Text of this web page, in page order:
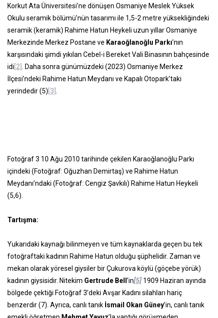
Korkut Ata Üniversitesi’ne dönüşen Osmaniye Meslek Yüksek
Okulu seramik bölümü’nün tasarımı ile 1,5-2 metre yüksekliğindeki
seramik (keramik) Rahime Hatun Heykeli uzun yıllar Osmaniye
Merkezinde Merkez Postane ve Karaoğlanoğlu Parkı’nın
karşısındaki şimdi yıkılan Cebel-i Bereket Vali Binasının bahçesinde
idi [2]
. Daha sonra günümüzdeki (2023) Osmaniye Merkez
İlçesi’ndeki Rahime Hatun Meydanı ve Kapalı Otopark’taki
yerindedir (5) [3]
Fotoğraf 3 10 Ağu 2010 tarihinde çekilen Karaoğlanoğlu Parkı
içindeki (Fotoğraf: Oğuzhan Demirtaş) ve Rahime Hatun
Meydanı’ndaki (Fotoğraf: Cengiz Şavkılı) Rahime Hatun Heykeli
(5,6).
Tartışma:
Yukarıdaki kaynağı bilinmeyen ve tüm kaynaklarda geçen bu tek
fotoğraftaki kadının Rahime Hatun olduğu şüphelidir. Zaman ve
mekan olarak yöresel giysiler bir Çukurova köylü (göçebe yörük)
kadının giysisidir. Nitekim Gertrude Bell ’in[5] 1909 Haziran ayında
bölgede çektiği Fotoğraf 3’deki Avşar Kadını silahları hariç
benzerdir (7). Ayrıca, canlı tanık İsmail Okan Güney’in, canlı tanık